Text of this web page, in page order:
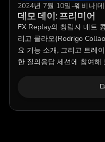
2024년 7월 10일-웨비나|
데모 데이: 프리미어
FX Replay의 창립자 매트
리고 콜라오(Rodrigo
요 기능 소개, 그리고 트레
한 질의응답 세션에 참여해